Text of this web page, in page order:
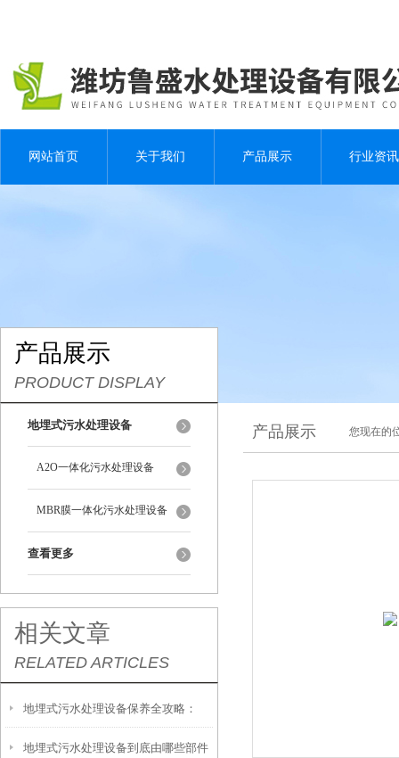
网站首页 关于我们 产品展示 行业资讯
产品展示
PRODUCT DISPLAY
地埋式污水处理设备
A2O一体化污水处理设备
MBR膜一体化污水处理设备
查看更多
相关文章
RELATED ARTICLES
地埋式污水处理设备保养全攻略：
让“地下卫士”持续高效运转
地埋式污水处理设备到底由哪些部件
产品展示 您现在的